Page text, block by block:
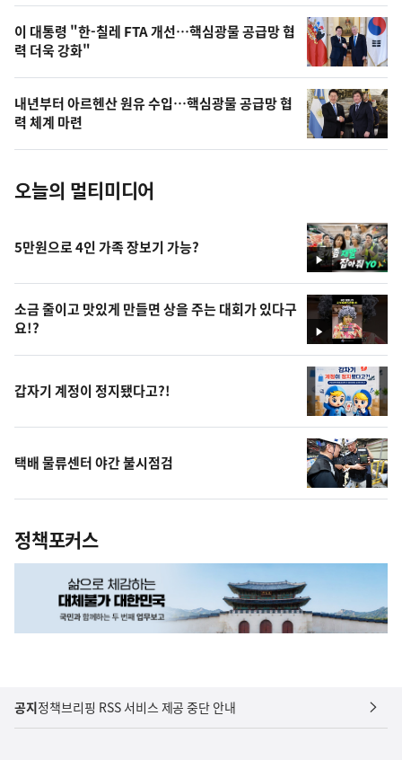
오
늘
의
사
진
이 대통령 "한-칠레 FTA 개선…핵심광물 공급망 협
력 더욱 강화"
내년부터 아르헨산 원유 수입…핵심광물 공급망 협
력 체계 마련
오늘의 멀티미디어
영
상
5만원으로 4인 가족 장보기 가능?
영
상
소금 줄이고 맛있게 만들면 상을 주는 대회가 있다구
요!?
갑자기 계정이 정지됐다고?!
택배 물류센터 야간 불시점검
정책포커스
공지정책브리핑 RSS 서비스 제공 중단 안내